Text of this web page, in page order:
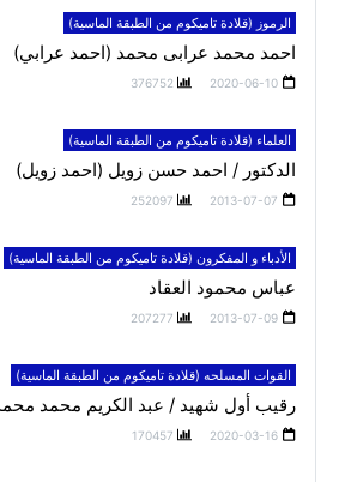
الرموز (قلادة تاميكوم من الطبقة الماسية)
احمد محمد عرابى محمد (احمد عرابي)
2020-06-10
376752
العلماء (قلادة تاميكوم من الطبقة الماسية)
الدكتور / احمد حسن زويل (احمد زويل)
2013-07-07
252097
الأدباء و المفكرون (قلادة تاميكوم من الطبقة الماسية)
عباس محمود العقاد
2013-07-09
207277
القوات المسلحه (قلادة تاميكوم من الطبقة الماسية)
رقيب أول شهيد / عبد الكريم محمد
2020-03-16
170457